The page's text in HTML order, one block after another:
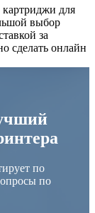
картриджи для
выбор
за
сделать онлайн
по
по